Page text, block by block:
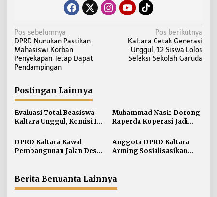
N
a
v
i
a
s
i
p
o
s
Pos sebelumnya
DPRD Nunukan Pastikan
Mahasiswi Korban
Penyekapan Tetap Dapat
Pendampingan
Pos berikutnya
Kaltara Cetak Generasi
Unggul, 12 Siswa Lolos
Seleksi Sekolah Garuda
Postingan Lainnya
Evaluasi Total Beasiswa
Kaltara Unggul, Komisi IV
Umum Dibuka untuk
Semua Kampus
Muhammad Nasir Dorong
Raperda Koperasi Jadi
UMKM di Kaltara
DPRD Kaltara Kawal
Pembangunan Jalan Desa
Anggota DPRD Kaltara
Arming Sosialisasikan
Berita Benuanta Lainnya